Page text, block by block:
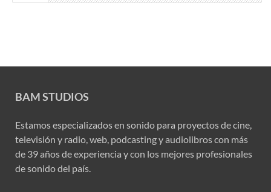
BAM STUDIOS
Estamos especializados en sonido para proyectos de cine,
televisión y radio, web, podcasting y audiolibros con más
de 39 años de experiencia y con los mejores profesionales
de sonido del país.